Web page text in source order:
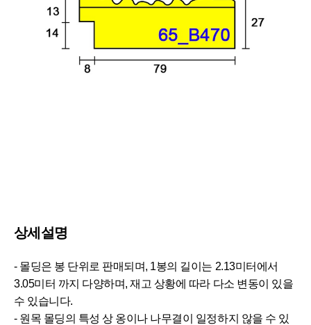
상세설명
- 몰딩은 봉 단위로 판매되며, 1봉의 길이는 2.13미터에서
3.05미터 까지 다양하며, 재고 상황에 따라 다소 변동이 있을
수 있습니다.
- 원목 몰딩의 특성 상 옹이나 나무결이 일정하지 않을 수 있